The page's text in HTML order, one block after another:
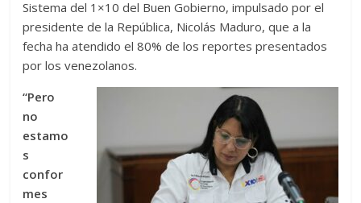
Sistema del 1×10 del Buen Gobierno, impulsado por el
presidente de la República, Nicolás Maduro, que a la
fecha ha atendido el 80% de los reportes presentados
por los venezolanos.
“Pero
no
estamo
s
confor
mes